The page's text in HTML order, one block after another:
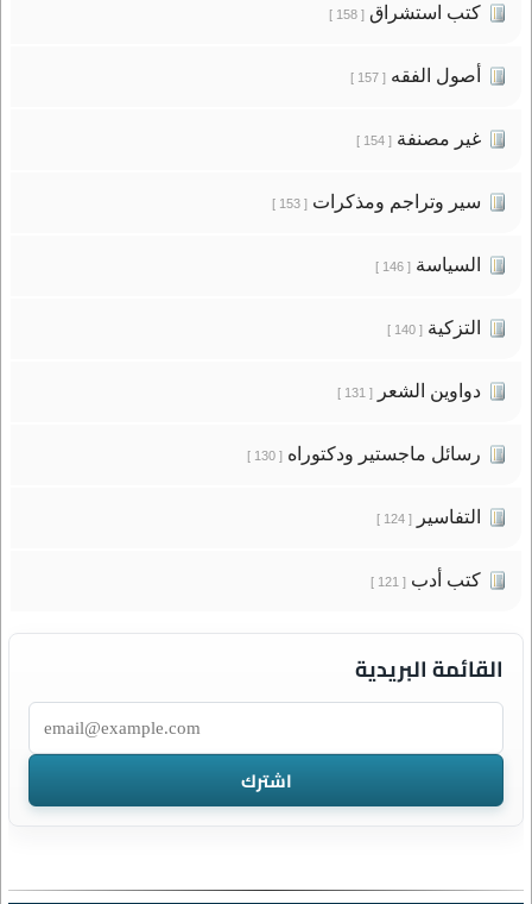
كتب استشراق[ 158 ]
أصول الفقه[ 157 ]
غير مصنفة[ 154 ]
سير وتراجم ومذكرات[ 153 ]
السياسة[ 146 ]
التزكية[ 140 ]
دواوين الشعر[ 131 ]
رسائل ماجستير ودكتوراه[ 130 ]
التفاسير[ 124 ]
كتب أدب[ 121 ]
القائمة البريدية